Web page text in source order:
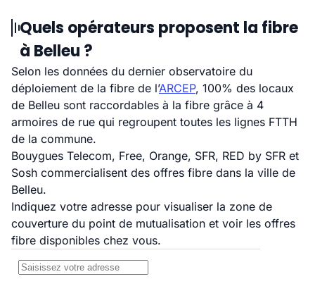
Quels opérateurs proposent la fibre
à Belleu ?
Selon les données du dernier observatoire du
déploiement de la fibre de l’ARCEP, 100% des locaux
de Belleu sont raccordables à la fibre grâce à 4
armoires de rue qui regroupent toutes les lignes FTTH
de la commune.
Bouygues Telecom, Free, Orange, SFR, RED by SFR et
Sosh commercialisent des offres fibre dans la ville de
Belleu.
Indiquez votre adresse pour visualiser la zone de
couverture du point de mutualisation et voir les offres
fibre disponibles chez vous.